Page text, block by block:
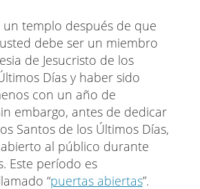
templo después de que
debe ser un miembro
de Jesucristo de los
Días y haber sido
con un año de
embargo, antes de dedicar
Santos de los Últimos Días,
al público durante
Este período es
“puertas abiertas”.